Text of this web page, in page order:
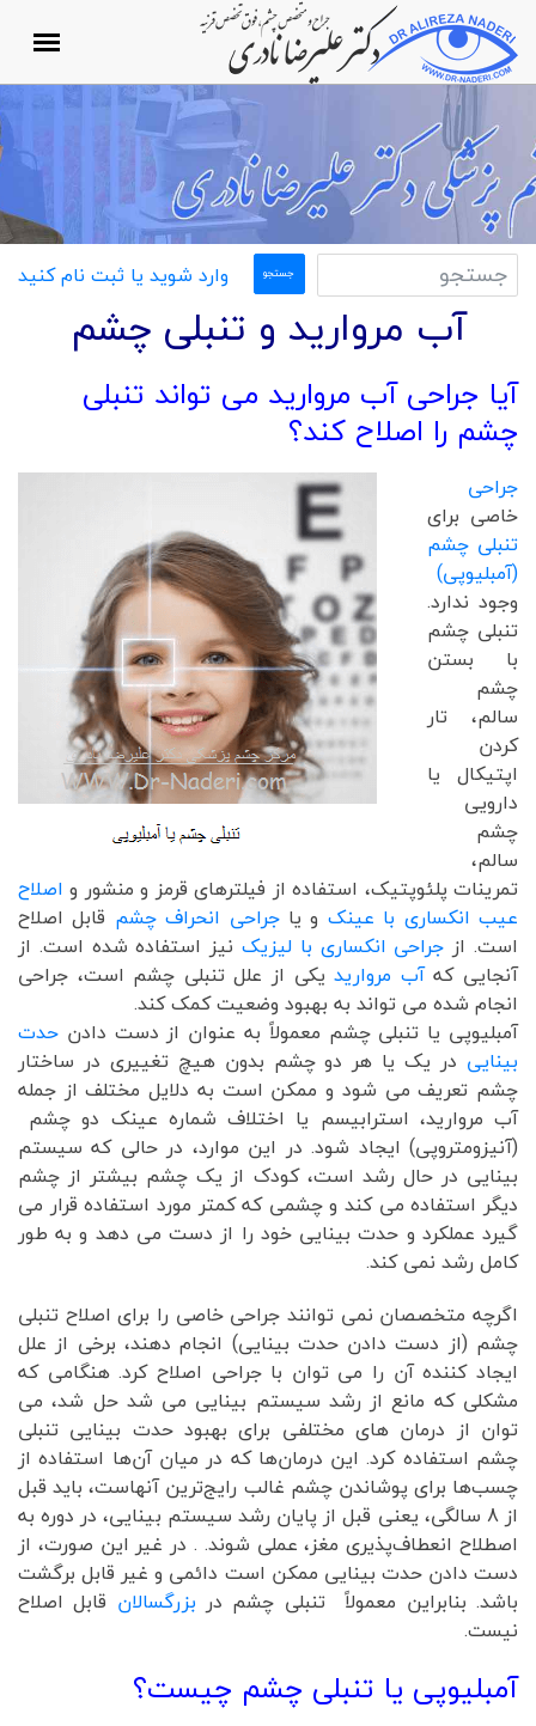
وارد شوید یا ثبت نام کنید
آب مروارید و تنبلی چشم
آیا جراحی آب مروارید می تواند تنبلی
چشم را اصلاح کند؟
جراحی
خاصی برای
تنبلی چشم
(آمبلیوپی)
وجود ندارد.
تنبلی چشم
با بستن
چشم
سالم، تار
کردن
اپتیکال یا
دارویی
چشم
سالم،
تمرینات پلئوپتیک، استفاده از فیلترهای قرمز و منشور و اصلاح
عیب انکساری با عینک و یاجراحی انحراف چشم قابل اصلاح
است. از جراحی انکساری با لیزیک نیز استفاده شده است. از
آنجایی کهآب مرواریدیکی از علل تنبلی چشم است، جراحی
انجام شده می تواند به بهبود وضعیت کمک کند.
آمبلیوپی یا تنبلی چشم معمولاً به عنوان از دست دادن حدت
بینایی در یک یا هر دو چشم بدون هیچ تغییری در ساختار
چشم تعریف می شود و ممکن است به دلایل مختلف از جمله
آب مروارید، استرابیسم یا اختلاف شماره عینک دو چشم
(آنیزومتروپی) ایجاد شود. در این موارد، در حالی که سیستم
بینایی در حال رشد است، کودک از یک چشم بیشتر از چشم
دیگر استفاده می کند و چشمی که کمتر مورد استفاده قرار می
گیرد عملکرد و حدت بینایی خود را از دست می دهد و به طور
کامل رشد نمی کند.
اگرچه متخصصان نمی توانند جراحی خاصی را برای اصلاح تنبلی
چشم (از دست دادن حدت بینایی) انجام دهند، برخی از علل
ایجاد کننده آن را می توان با جراحی اصلاح کرد. هنگامی که
مشکلی که مانع از رشد سیستم بینایی می شد حل شد، می
توان از درمان های مختلفی برای بهبود حدت بینایی تنبلی
چشم استفاده کرد. این درمان‌ها که در میان آن‌ها استفاده از
چسب‌ها برای پوشاندن چشم غالب رایج‌ترین آنهاست، باید قبل
از 8 سالگی، یعنی قبل از پایان رشد سیستم بینایی، در دوره به
اصطلاح انعطاف‌پذیری مغز، عملی شوند. . در غیر این صورت، از
دست دادن حدت بینایی ممکن است دائمی و غیر قابل برگشت
باشد. بنابراین معمولاً تنبلی چشم در بزرگسالان قابل اصلاح
نیست.
آمبلیوپی یا تنبلی چشم چیست؟